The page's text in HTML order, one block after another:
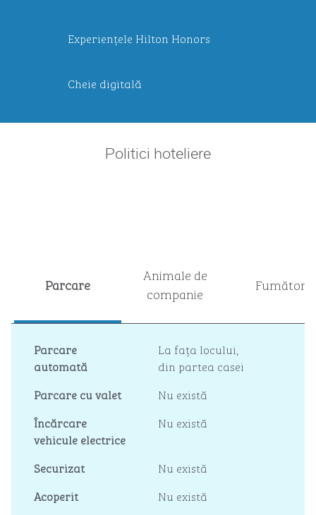
Experiențele Hilton Honors
Cheie digitală
Politici hoteliere
Parcare
Animale de
companie
Fumători
Parcare
automată
La fața locului,
din partea casei
Parcare cu valet
Nu există
Încărcare
vehicule electrice
Nu există
Securizat
Nu există
Acoperit
Nu există